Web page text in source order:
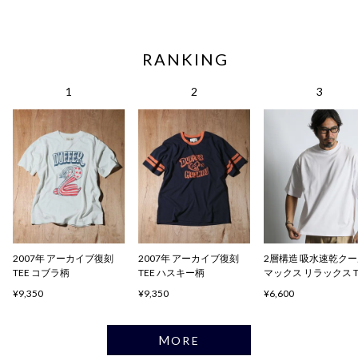
RANKING
2007年 アーカイブ復刻
TEE コブラ柄
¥9,350
2007年 アーカイブ復刻
TEE ハスキー柄
¥9,350
2層構造 吸水速乾ク
マックス リラックス
¥6,600
MORE